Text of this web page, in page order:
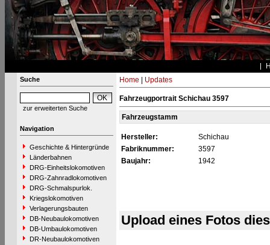
Suche
zur erweiterten Suche
Navigation
Geschichte & Hintergründe
Länderbahnen
DRG-Einheitslokomotiven
DRG-Zahnradlokomotiven
DRG-Schmalspurlok.
Kriegslokomotiven
Verlagerungsbauten
DB-Neubaulokomotiven
DB-Umbaulokomotiven
DR-Neubaulokomotiven
Home Updates
Fahrzeugportrait Schichau 3597
Fahrzeugstamm
Hersteller:
Schichau
Fabriknummer:
3597
Baujahr:
1942
Upload eines Fotos